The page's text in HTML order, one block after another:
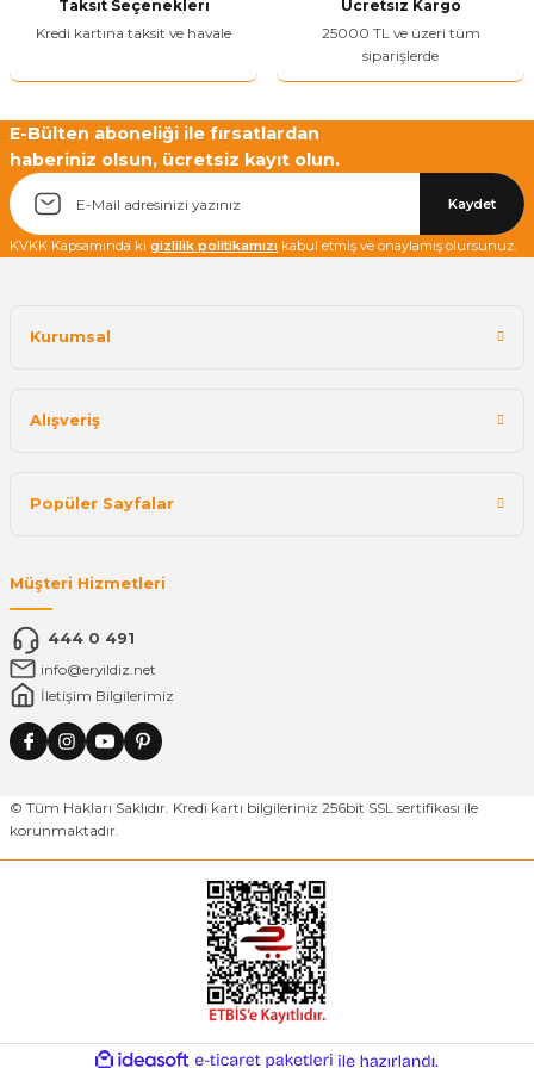
Bu ürüne benzer farklı alternatifler olmalı.
Yetkiliye Gönder
Taksit Seçenekleri
Kredi kartına taksit ve havale
Ücretsiz Kargo
25000 TL ve üzeri tüm
siparişlerde
E-Bülten aboneliği ile fırsatlardan
haberiniz olsun, ücretsiz kayıt olun.
Kaydet
KVKK Kapsamında ki gizlilik politikamızı kabul etmiş ve onaylamış olursunuz.
Kurumsal
Alışveriş
Popüler Sayfalar
Müşteri Hizmetleri
444 0 491
info@eryildiz.net
İletişim Bilgilerimiz
© Tüm Hakları Saklıdır. Kredi kartı bilgileriniz 256bit SSL sertifikası ile
korunmaktadır.
ideasoft e-